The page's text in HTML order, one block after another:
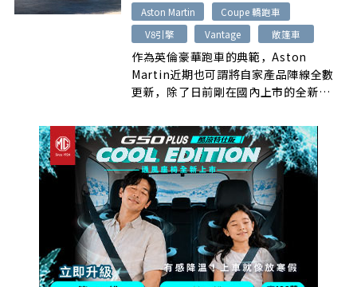
Aston Martin
Coupe 轎跑車
V8引擎
Vantage 敞篷車
作為英倫豪華跑車的典範，Aston
Martin近期也可謂將自家產品陣線全數
更新，除了日前剛在國內上市的全新